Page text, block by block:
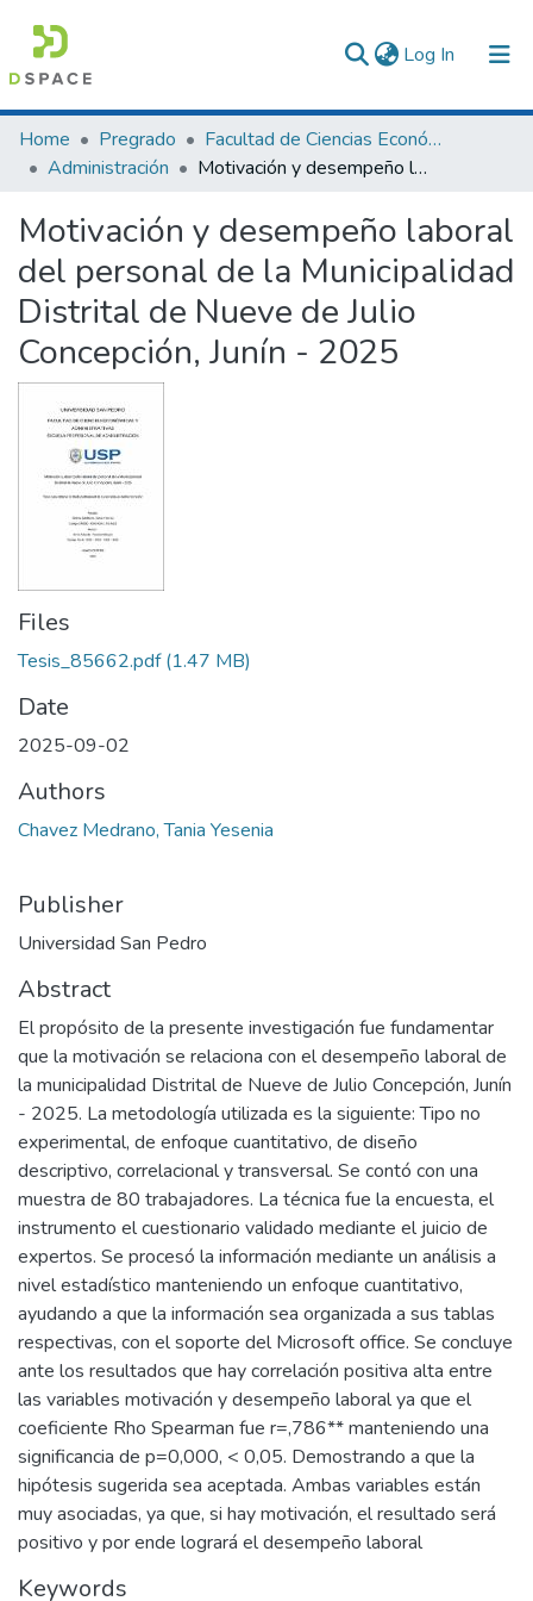
Log In (current)
Communities & Collections
All of DSpace
Statistics
Home Pregrado
Facultad de Ciencias Económicas y Administrativas
Administración
Motivación y desempeño laboral del personal de la Municipalidad Distrital de Nueve de Julio Concepción, Junín - 2025
Motivación y desempeño laboral
del personal de la Municipalidad
Distrital de Nueve de Julio
Concepción, Junín - 2025
Files
Tesis_85662.pdf(1.47 MB)
Date
2025-09-02
Authors
Chavez Medrano, Tania Yesenia
Publisher
Universidad San Pedro
Abstract
El propósito de la presente investigación fue fundamentar
que la motivación se relaciona con el desempeño laboral de
la municipalidad Distrital de Nueve de Julio Concepción, Junín
- 2025. La metodología utilizada es la siguiente: Tipo no
experimental, de enfoque cuantitativo, de diseño
descriptivo, correlacional y transversal. Se contó con una
muestra de 80 trabajadores. La técnica fue la encuesta, el
instrumento el cuestionario validado mediante el juicio de
expertos. Se procesó la información mediante un análisis a
nivel estadístico manteniendo un enfoque cuantitativo,
ayudando a que la información sea organizada a sus tablas
respectivas, con el soporte del Microsoft office. Se concluye
ante los resultados que hay correlación positiva alta entre
las variables motivación y desempeño laboral ya que el
coeficiente Rho Spearman fue r=,786** manteniendo una
significancia de p=0,000, < 0,05. Demostrando a que la
hipótesis sugerida sea aceptada. Ambas variables están
muy asociadas, ya que, si hay motivación, el resultado será
positivo y por ende logrará el desempeño laboral
Keywords